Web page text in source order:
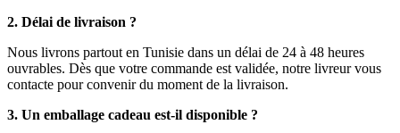
2. Délai de livraison ?
Nous livrons partout en Tunisie dans un délai de 24 à 48 heures
ouvrables. Dès que votre commande est validée, notre livreur vous
contacte pour convenir du moment de la livraison.
3. Un emballage cadeau est-il disponible ?